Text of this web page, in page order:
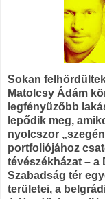
Sokan
Matolcsy Ádám
legfényűzőbb
lepődik meg,
nyolcszor
portfoliójához
tévészékházat – a
Szabadság tér
területei, a